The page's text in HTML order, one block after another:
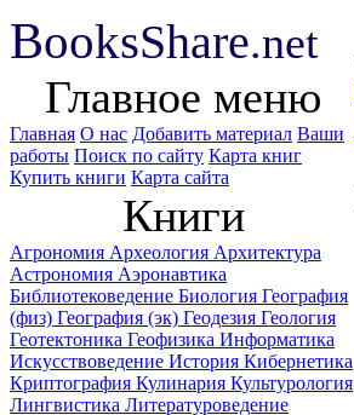
BooksShare.net
Главное меню
Главная О нас Добавить материал Ваши
работы Поиск по сайту Карта книг
Купить книги Карта сайта
Книги
Агрономия Археология Архитектура
Астрономия Аэронавтика
Библиотековедение Биология География
(физ) География (эк) Геодезия Геология
Геотектоника Геофизика Информатика
Искусствоведение История Кибернетика
Криптография Кулинария Культурология
Лингвистика Литературоведение